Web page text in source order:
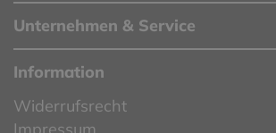
Unternehmen & Service
Information
Widerrufsrecht